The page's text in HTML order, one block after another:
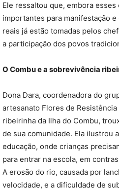
Ele ressaltou que, embora esses
importantes para manifestação
reais já estão tomadas pelos
a participação dos povos
O Combu e a sobrevivência
Dona Dara, coordenadora do
artesanato Flores de
ribeirinha da Ilha do Combu,
de sua comunidade. Ela ilustrou
educação, onde crianças
para entrar na escola, em
A erosão do rio, causada por
velocidade, e a dificuldade de